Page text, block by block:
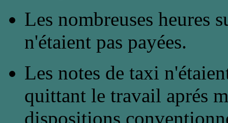
Les nombreuses heures
n'étaient pas payées.
Les notes de taxi
quittant le travail aprés
dispositions